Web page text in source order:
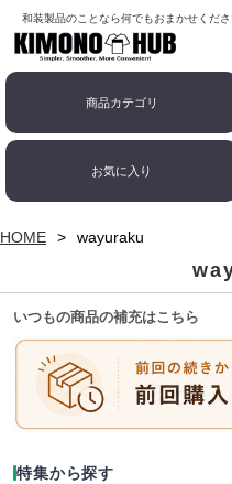
和装製品のことなら何でもおまかせくださ
商品カテゴリ
お気に入り
HOME wayuraku
いつもの商品の補充はこちら
特集から探す